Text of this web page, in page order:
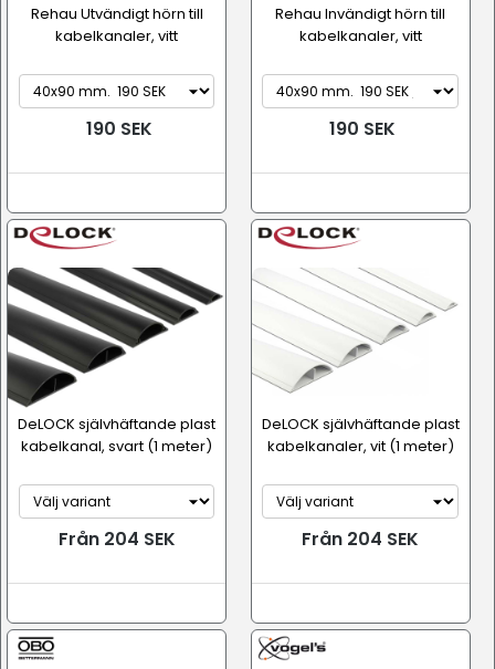
Rehau Utvändigt hörn till
kabelkanaler, vitt
190 SEK
Rehau Invändigt hörn till
kabelkanaler, vitt
190 SEK
DeLOCK självhäftande plast
kabelkanal, svart (1 meter)
Från 204 SEK
DeLOCK självhäftande plast
kabelkanaler, vit (1 meter)
Från 204 SEK